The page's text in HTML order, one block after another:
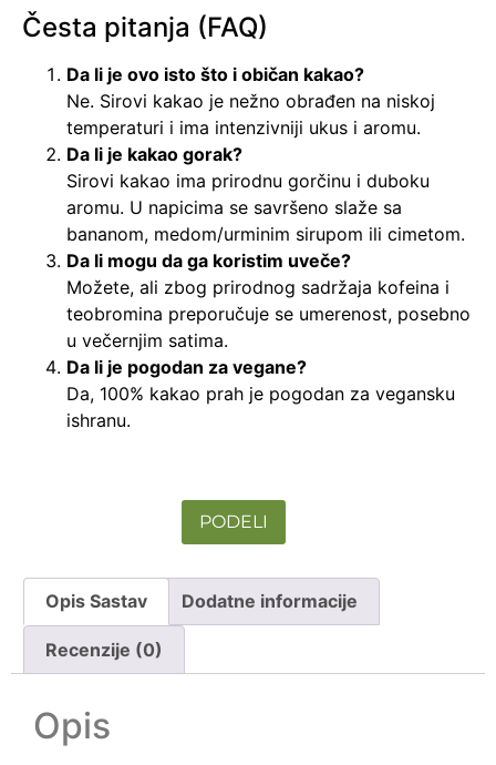
Česta pitanja (FAQ)
Da li je ovo isto što i običan kakao?
Ne. Sirovi kakao je nežno obrađen na niskoj
temperaturi i ima intenzivniji ukus i aromu.
Da li je kakao gorak?
Sirovi kakao ima prirodnu gorčinu i duboku
aromu. U napicima se savršeno slaže sa
bananom, medom/urminim sirupom ili cimetom.
Da li mogu da ga koristim uveče?
Možete, ali zbog prirodnog sadržaja kofeina i
teobromina preporučuje se umerenost, posebno
u večernjim satima.
Da li je pogodan za vegane?
Da, 100% kakao prah je pogodan za vegansku
ishranu.
PODELI
Opis Sastav Dodatne informacije
Recenzije (0)
Opis